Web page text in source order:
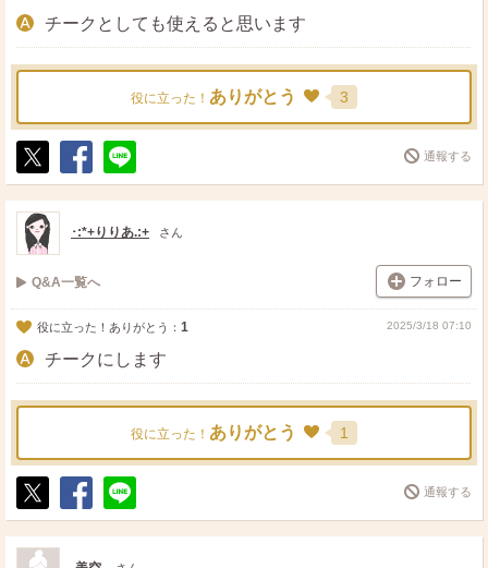
チークとしても使えると思います
役に立った！ ありがとう 3
ポ
ス
ト
シ
ェ
送
る
通報する
･:*+りりあ.:+ さん
Q&A一覧へ フォロー
役に立った！ありがとう： 1 2025/3/18 07:10
チークにします
役に立った！ ありがとう 1
ポ
ス
ト
シ
ェ
送
る
通報する